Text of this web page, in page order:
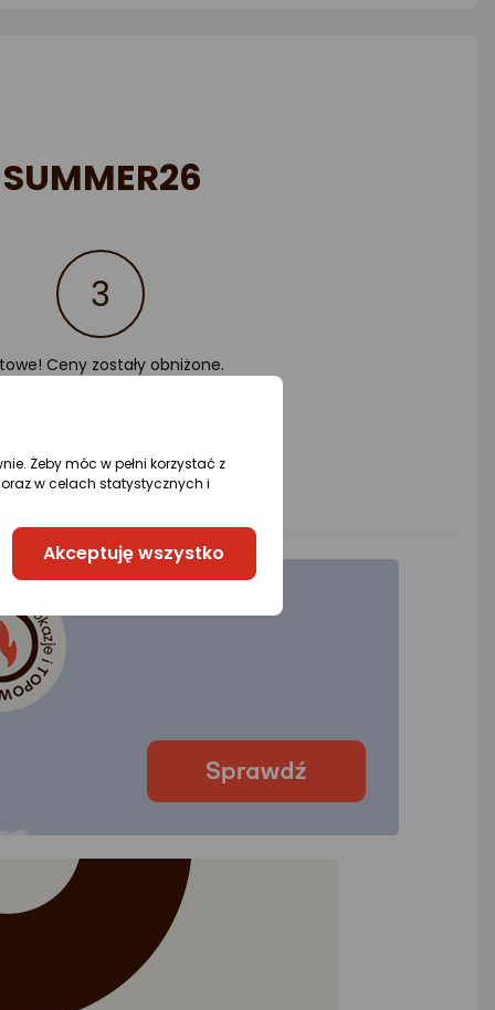
SUMMER26
3
Ceny zostały obniżone.
Sprawdź
Żeby móc w pełni korzystać z
w celach statystycznych i
Akceptuję wszystko